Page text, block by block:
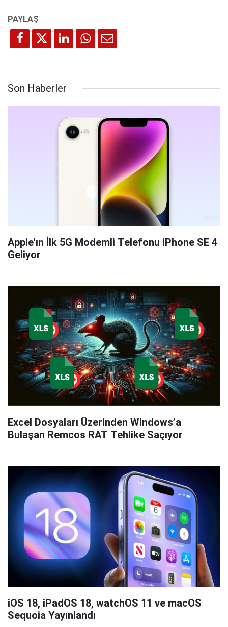
Son Haberler
Apple'ın İlk 5G Modemli Telefonu iPhone SE 4
Geliyor
Excel Dosyaları Üzerinden Windows’a
Bulaşan Remcos RAT Tehlike Saçıyor
iOS 18, iPadOS 18, watchOS 11 ve macOS
Sequoia Yayınlandı